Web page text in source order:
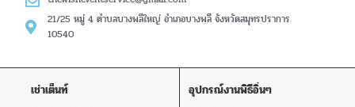
21/25 หมู่ 4 ตำบลบางพลีใหญ่ อำเภอบางพลี จังหวัดสมุทรปราการ
10540
เช่าเต็นท์
อุปกรณ์งานพิธีอิ่นๆ